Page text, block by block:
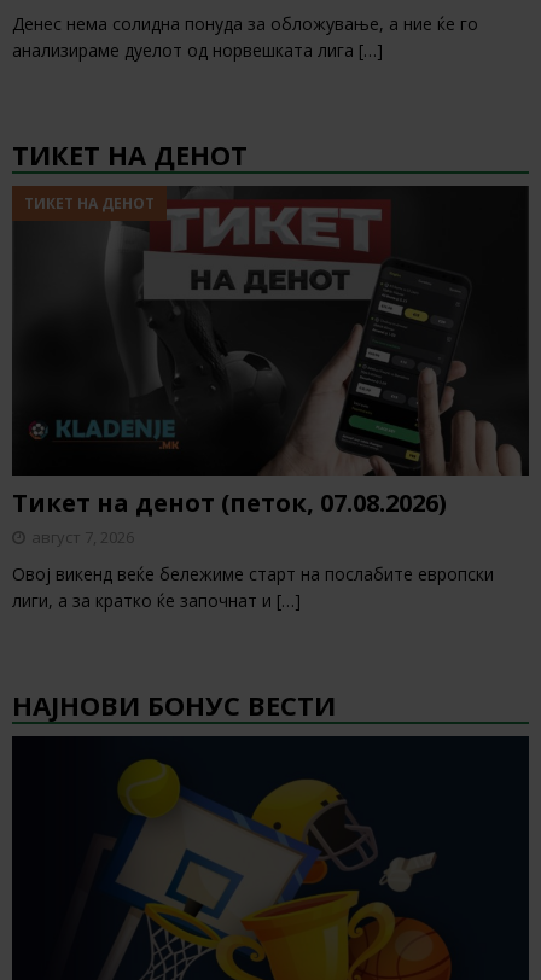
Денес нема солидна понуда за обложување, а ние ќе го
анализираме дуелот од норвешката лига […]
ТИКЕТ НА ДЕНОТ
ТИКЕТ НА ДЕНОТ
Тикет на денот (петок, 07.08.2026)
август 7, 2026
Овој викенд веќе бележиме старт на послабите европски
лиги, а за кратко ќе започнат и […]
НАЈНОВИ БОНУС ВЕСТИ